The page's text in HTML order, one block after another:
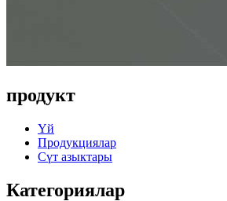
продукт
Үй
Продукциялар
Сүт азыктары
Категориялар